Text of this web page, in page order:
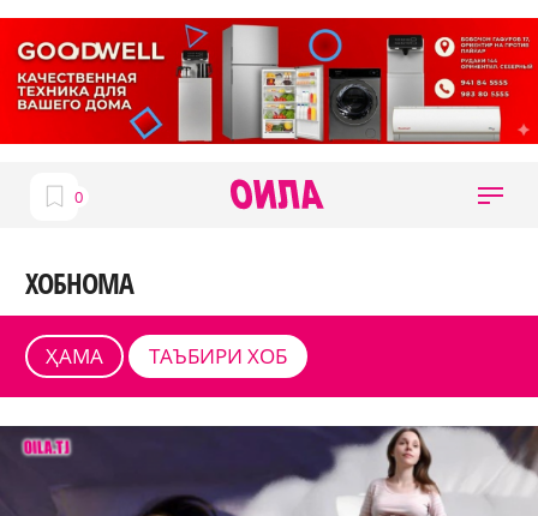
ХОБНОМА
ҲАМА ТАЪБИРИ ХОБ